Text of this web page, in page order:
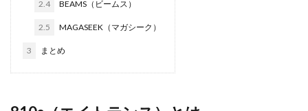
2.4 BEAMS（ビームス）
2.5 MAGASEEK（マガシーク）
3 まとめ